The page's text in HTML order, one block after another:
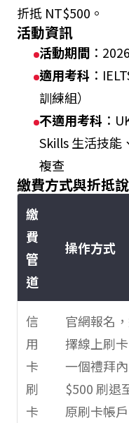
折抵 NT$500。
活動資訊
活動期間 ：
適用考科 ：
訓練組）
不適用考科 ：
Skills 生活技能
複查
繳費方式與折抵
繳
費
管
道
操作方式
信
用
卡
刷
卡
官網報名
擇線上刷卡
一個禮拜內
$500 刷退
原刷卡帳戶